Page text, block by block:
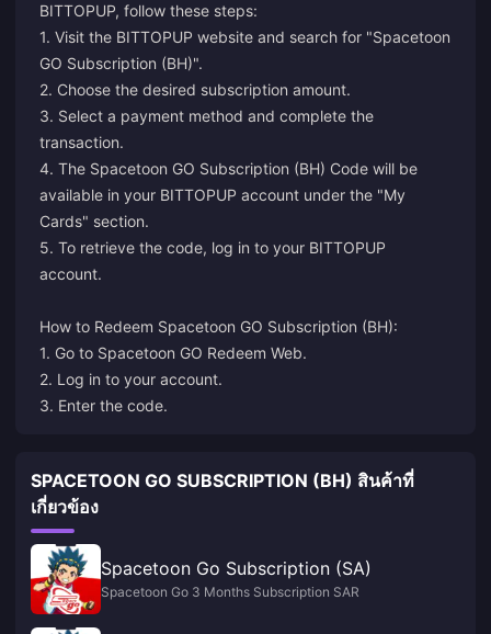
BITTOPUP, follow these steps:
1. Visit the BITTOPUP website and search for "Spacetoon
GO Subscription (BH)".
2. Choose the desired subscription amount.
3. Select a payment method and complete the
transaction.
4. The Spacetoon GO Subscription (BH) Code will be
available in your BITTOPUP account under the "My
Cards" section.
5. To retrieve the code, log in to your BITTOPUP
account.
How to Redeem Spacetoon GO Subscription (BH):
1. Go to Spacetoon GO Redeem Web.
2. Log in to your account.
3. Enter the code.
SPACETOON GO SUBSCRIPTION (BH) สินค้าที่
เกี่ยวข้อง
Spacetoon Go Subscription (SA)
Spacetoon Go 3 Months Subscription SAR